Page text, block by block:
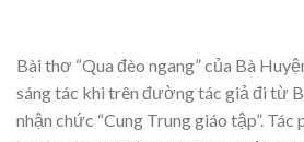
Bài thơ “Qua đèo ngang” của Bà
sáng tác khi trên đường tác giả đi từ
nhận chức “Cung Trung giáo tập”. Tác